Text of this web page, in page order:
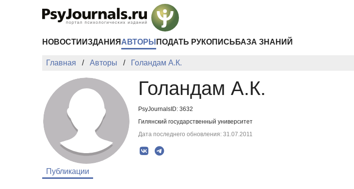
НОВОСТИ ИЗДАНИЯ АВТОРЫ ПОДАТЬ РУКОПИСЬ БАЗА ЗНАНИЙ
Главная Авторы Голандам А.К.
Голандам А.К.
PsyJournalsID: 3632
Гилянский государственный университет
Дата последнего обновления: 31.07.2011
Публикации